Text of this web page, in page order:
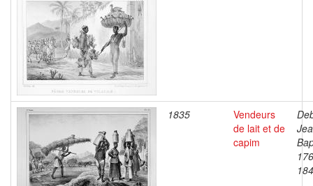
1835
Vendeurs
de lait et de
capim